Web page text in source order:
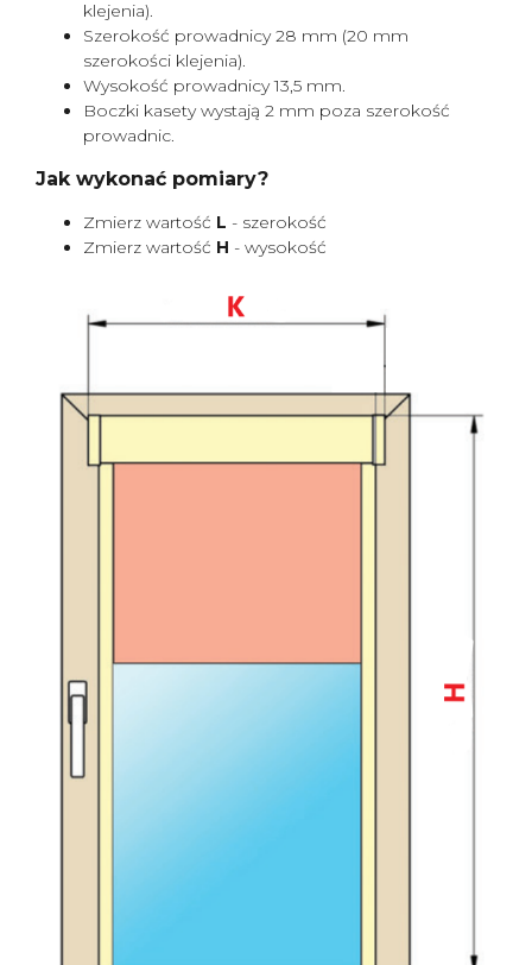
klejenia).
Szerokość prowadnicy 28 mm (20 mm
szerokości klejenia).
Wysokość prowadnicy 13,5 mm.
Boczki kasety wystają 2 mm poza szerokość
prowadnic.
Jak wykonać pomiary?
Zmierz wartość L - szerokość
Zmierz wartość H - wysokość